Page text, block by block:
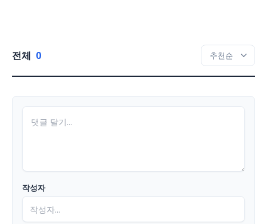
전체 0
작성자